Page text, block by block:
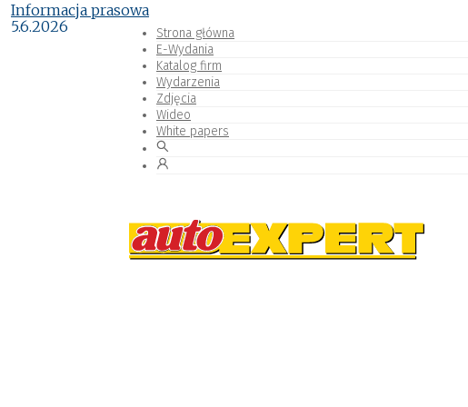
Strona główna
E-Wydania
Katalog firm
Wydarzenia
Zdjęcia
Wideo
White papers
Informacja prasowa
5.6.2026